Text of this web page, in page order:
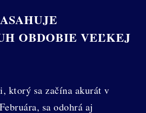
OBDOBIE VEĽKEJ
ktorý sa začína akurát v
sa odohrá aj